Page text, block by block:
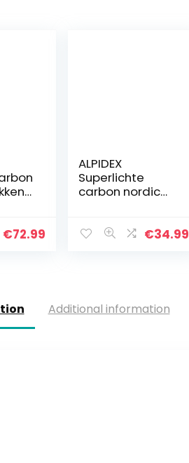
€72.99
ALPIDEX
Superlichte
carbon nordic
heren met €34.99
Additional information